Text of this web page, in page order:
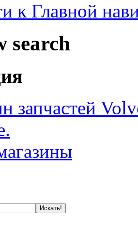
к Главной
search
запчастей